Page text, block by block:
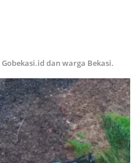
dan warga Bekasi.